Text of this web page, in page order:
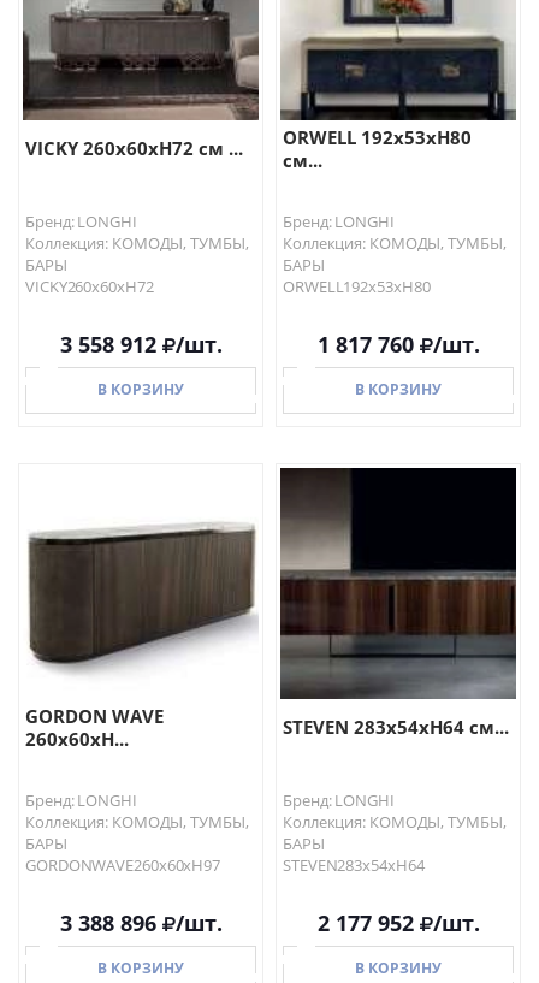
VICKY 260x60xH72 см ...
Бренд: LONGHI
Коллекция: КОМОДЫ, ТУМБЫ,
БАРЫ
VICKY260x60xH72
3 558 912 /шт.
В КОРЗИНУ
В КОРЗИНУ
ORWELL 192x53xH80
см...
Бренд: LONGHI
Коллекция: КОМОДЫ, ТУМБЫ,
БАРЫ
ORWELL192x53xH80
1 817 760 /шт.
В КОРЗИНУ
GORDON WAVE
260x60xH...
Бренд: LONGHI
Коллекция: КОМОДЫ, ТУМБЫ,
БАРЫ
GORDONWAVE260x60xH97
3 388 896 /шт.
В КОРЗИНУ
STEVEN 283x54xH64 см...
Бренд: LONGHI
Коллекция: КОМОДЫ, ТУМБЫ,
БАРЫ
STEVEN283x54xH64
2 177 952 /шт.
В КОРЗИНУ